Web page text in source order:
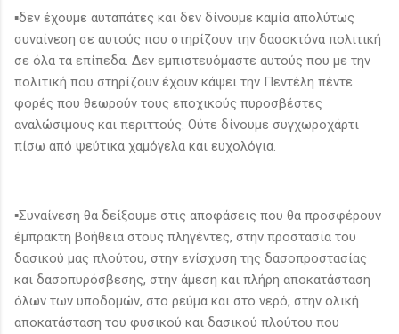
▪️δεν έχουμε αυταπάτες και δεν δίνουμε καμία απολύτως
συναίνεση σε αυτούς που στηρίζουν την δασοκτόνα πολιτική
σε όλα τα επίπεδα. Δεν εμπιστευόμαστε αυτούς που με την
πολιτική που στηρίζουν έχουν κάψει την Πεντέλη πέντε
φορές που θεωρούν τους εποχικούς πυροσβέστες
αναλώσιμους και περιττούς. Ούτε δίνουμε συγχωροχάρτι
πίσω από ψεύτικα χαμόγελα και ευχολόγια.
▪️Συναίνεση θα δείξουμε στις αποφάσεις που θα προσφέρουν
έμπρακτη βοήθεια στους πληγέντες, στην προστασία του
δασικού μας πλούτου, στην ενίσχυση της δασοπροστασίας
και δασοπυρόσβεσης, στην άμεση και πλήρη αποκατάσταση
όλων των υποδομών, στο ρεύμα και στο νερό, στην ολική
αποκατάσταση του φυσικού και δασικού πλούτου που